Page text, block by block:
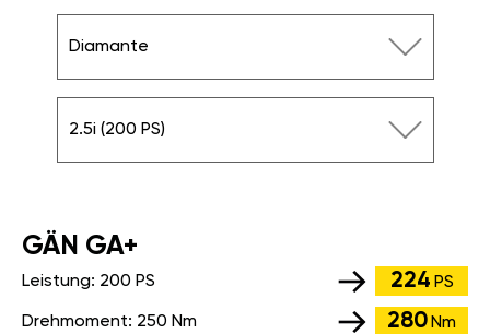
Diamante
2.5i (200 PS)
GÄN GA+
Leistung: 200 PS 224 PS
Drehmoment: 250 Nm 280 Nm